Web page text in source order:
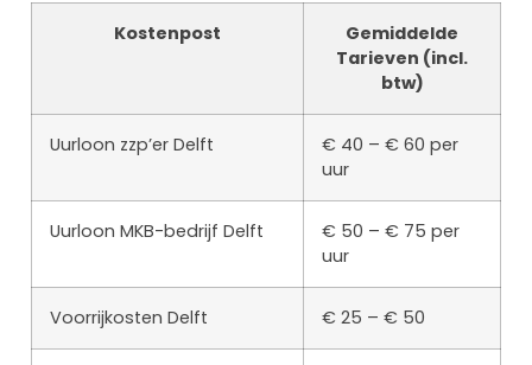
Kostenpost
Gemiddelde
Tarieven (incl.
btw)
Uurloon zzp’er Delft
€ 40 – € 60 per
uur
Uurloon MKB-bedrijf Delft
€ 50 – € 75 per
uur
Voorrijkosten Delft € 25 – € 50